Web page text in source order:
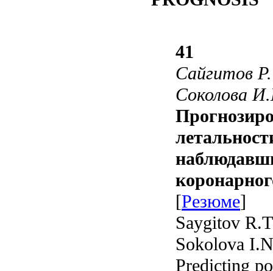
41
Сайгитов
Соколова
[Резюме]
Saygitov
Sokolova
Predicting